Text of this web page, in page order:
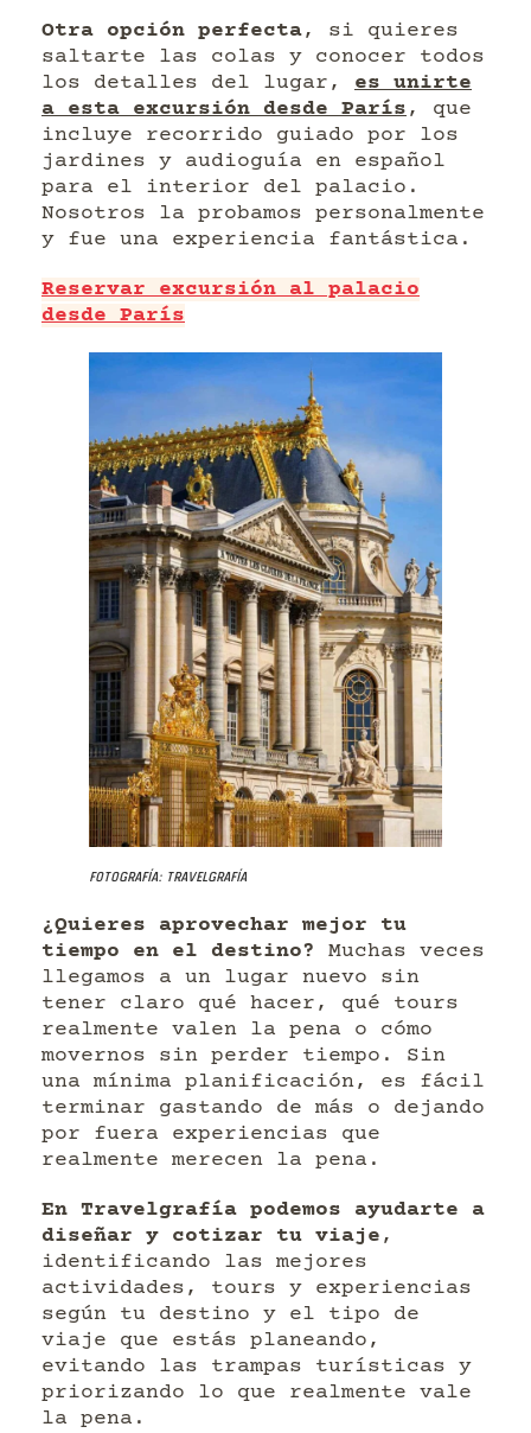
Otra opción perfecta, si quieres
saltarte las colas y conocer todos
los detalles del lugar, es unirte
a esta excursión desde París, que
incluye recorrido guiado por los
jardines y audioguía en español
para el interior del palacio.
Nosotros la probamos personalmente
y fue una experiencia fantástica.
Reservar excursión al palacio
desde París
Fotografía: Travelgrafía
¿Quieres aprovechar mejor tu
tiempo en el destino? Muchas veces
llegamos a un lugar nuevo sin
tener claro qué hacer, qué tours
realmente valen la pena o cómo
movernos sin perder tiempo. Sin
una mínima planificación, es fácil
terminar gastando de más o dejando
por fuera experiencias que
realmente merecen la pena.
En Travelgrafía podemos ayudarte a
diseñar y cotizar tu viaje ,
identificando las mejores
actividades, tours y experiencias
según tu destino y el tipo de
viaje que estás planeando,
evitando las trampas turísticas y
priorizando lo que realmente vale
la pena.